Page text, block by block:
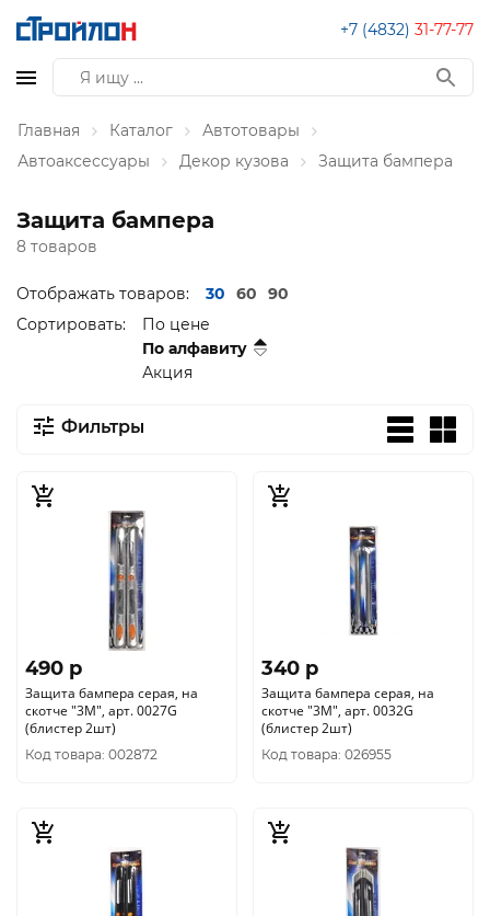
+7 (4832) 31-77-77
Главная Каталог
Автотовары
Автоаксессуары
Декор кузова Защита бампера
Защита бампера
8 товаров
Отображать товаров: 30 60
90
Сортировать:
По цене
По алфавиту
Акция
Фильтры
490 p
Защита бампера серая, на
скотче "3М", арт. 0027G
(блистер 2шт)
Код товара: 002872
340 p
Защита бампера серая, на
скотче "3М", арт. 0032G
(блистер 2шт)
Код товара: 026955